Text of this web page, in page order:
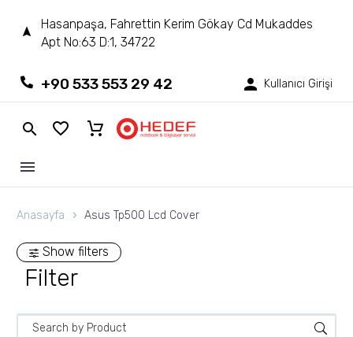
Hasanpaşa, Fahrettin Kerim Gökay Cd Mukaddes
Apt No:63 D:1, 34722
+90 533 553 29 42 Kullanıcı Girişi
Anasayfa Asus Tp500 Lcd Cover
Show filters
Filter